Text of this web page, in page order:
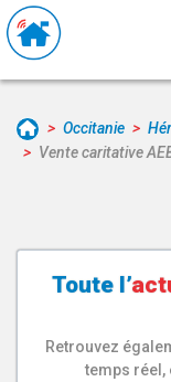
Occitanie
Vente caritative
Toute l’
Retrouvez
temps réel,